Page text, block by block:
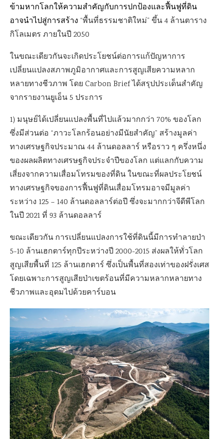
ข้ามหากโลกให้ความสำคัญกับการปกป้องและฟื้นฟูที่ดิน
อาจนำไปสู่การสร้าง “พื้นที่ธรรมชาติใหม่” ขึ้น4 ล้านตาราง
กิโลเมตร ภายในปี2050
ในขณะเดียวกันจะเกิดประโยชน์ต่อการแก้ปัญหาการ
เปลี่ยนแปลงสภาพภูมิอากาศและการสูญเสียความหลาก
หลายทางชีวภาพ โดย Carbon Briefได้สรุปประเด็นสำคัญ
จากรายงานยูเอ็น 5 ประการ
1) มนุษย์ได้เปลี่ยนแปลงพื้นที่ไปแล้วมากกว่า 70% ของโลก
ซึ่งมีส่วนต่อ “ภาวะโลกร้อนอย่างมีนัยสำคัญ” สร้างมูลค่า
ทางเศรษฐกิจประมาณ44 ล้านดอลลาร์ หรือราว ๆ ครึ่งหนึ่ง
ของผลผลิตทางเศรษฐกิจประจำปีของโลก แต่แลกกับความ
เสี่ยงจากความเสื่อมโทรมของที่ดิน ในขณะที่ผลประโยชน์
ทางเศรษฐกิจของการฟื้นฟูที่ดินเสื่อมโทรมอาจมีมูลค่า
ระหว่าง 125 – 140 ล้านดอลลาร์ต่อปี ซึ่งจะมากกว่าจีดีพีโลก
ในปี2021ที่ 93 ล้านดอลลาร์
ขณะเดียวกัน การเปลี่ยนแปลงการใช้ที่ดินนี้มีการทำลายป่า
5-10 ล้านเฮกตาร์ทุกปีระหว่างปี2000-2015 ส่งผลให้ทั่วโลก
สูญเสียพื้นที่ 125 ล้านเฮกตาร์ ซึ่งเป็นพื้นที่สองเท่าของฝรั่งเศส
โดยเฉพาะการสูญเสียป่าเขตร้อนที่มีความหลากหลายทาง
ชีวภาพและอุดมไปด้วยคาร์บอน